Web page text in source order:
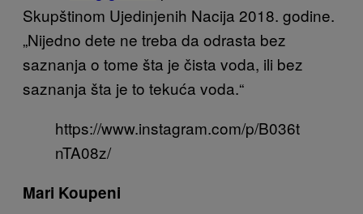
Skupštinom Ujedinjenih Nacija 2018. godine.
„Nijedno dete ne treba da odrasta bez
saznanja o tome šta je čista voda, ili bez
saznanja šta je to tekuća voda.“
https://www.instagram.com/p/B036t
nTA08z/
Mari Koupeni